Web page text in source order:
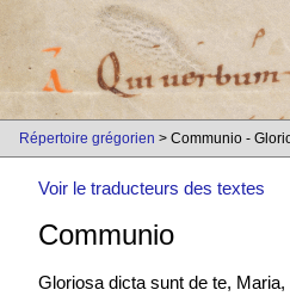
Répertoire grégorien > Communio -
Voir le traducteurs des textes
Communio
Gloriosa dicta sunt de te, Maria,